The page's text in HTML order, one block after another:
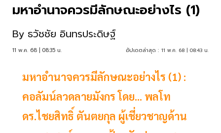
มหาอำนาจควรมีลักษณะอย่างไร (1)
By ธวัชชัย อินทรประดิษฐ์
11 พ.ค. 68 | 08:35 น. อัปเดตล่าสุด : 11 พ.ค. 68 | 08:43 น.
มหาอำนาจควรมีลักษณะอย่างไร (1) :
คอลัมน์ลวดลายมังกร โดย... พลโท
ดร.ไชยสิทธิ์ ตันตยกุล ผู้เชี่ยวชาญด้าน